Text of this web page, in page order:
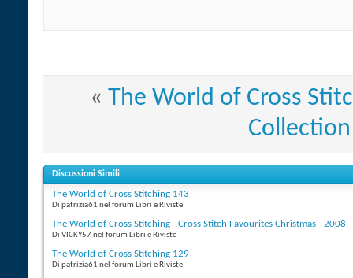
« The World of Cross
Discussioni Simili
The World of Cross Stitching 143
Di patrizia61 nel forum Libri e Riviste
The World of Cross Stitching - Cross Stitch Favourites Christmas - 2008
Di VICKY57 nel forum Libri e Riviste
The World of Cross Stitching 129
Di patrizia61 nel forum Libri e Riviste